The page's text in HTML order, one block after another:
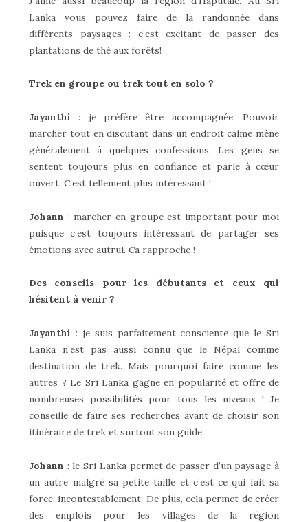
Lanka vous pouvez faire de la randonnée dans
différents paysages : c’est excitant de passer des
plantations de thé aux forêts!
Trek en groupe ou trek tout en solo ?
Jayanthi : je préfère être accompagnée. Pouvoir
marcher tout en discutant dans un endroit calme mène
généralement à quelques confessions. Les gens se
sentent toujours plus en confiance et parle à cœur
ouvert. C’est tellement plus intéressant !
Johann : marcher en groupe est important pour moi
puisque c’est toujours intéressant de partager ses
émotions avec autrui. Ca rapproche !
Des conseils pour les débutants et ceux qui
hésitent à venir ?
Jayanthi : je suis parfaitement consciente que le Sri
Lanka n’est pas aussi connu que le Népal comme
destination de trek. Mais pourquoi faire comme les
autres ? Le Sri Lanka gagne en popularité et offre de
nombreuses possibilités pour tous les niveaux ! Je
conseille de faire ses recherches avant de choisir son
itinéraire de trek et surtout son guide.
Johann : le Sri Lanka permet de passer d’un paysage à
un autre malgré sa petite taille et c’est ce qui fait sa
force, incontestablement. De plus, cela permet de créer
des emplois pour les villages de la région